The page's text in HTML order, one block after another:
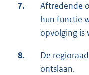
7.
Aftredende
hun functie
opvolging is
8.
De
ontslaan.